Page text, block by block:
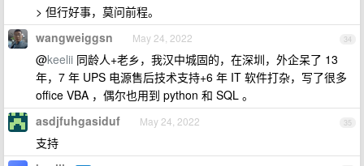
> 但行好事，莫问前程。
34
wangweiggsn May 24, 2022
@keelii 同龄人+老乡，我汉中城固的，在深圳，外企呆了 13
年，7 年 UPS 电源售后技术支持+6 年 IT 软件打杂，写了很多
office VBA ，偶尔也用到 python 和 SQL 。
35
asdjfuhgasiduf May 24, 2022
支持